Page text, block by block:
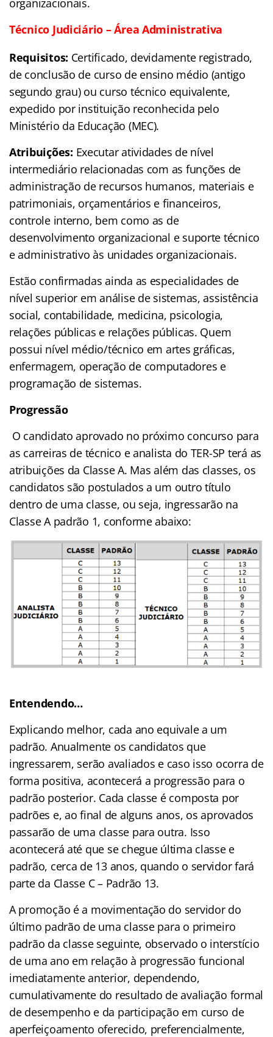
Técnico Judiciário – Área Administrativa
Requisitos: Certificado, devidamente registrado,
de conclusão de curso de ensino médio (antigo
segundo grau) ou curso técnico equivalente,
expedido por instituição reconhecida pelo
Ministério da Educação (MEC).
Atribuições: Executar atividades de nível
intermediário relacionadas com as funções de
administração de recursos humanos, materiais e
patrimoniais, orçamentários e financeiros,
controle interno, bem como as de
desenvolvimento organizacional e suporte técnico
e administrativo às unidades organizacionais.
Estão confirmadas ainda as especialidades de
nível superior em análise de sistemas, assistência
social, contabilidade, medicina, psicologia,
relações públicas e relações públicas. Quem
possui nível médio/técnico em artes gráficas,
enfermagem, operação de computadores e
programação de sistemas.
Progressão
O candidato aprovado no próximo concurso para
as carreiras de técnico e analista do TER-SP terá as
atribuições da Classe A. Mas além das classes, os
candidatos são postulados a um outro título
dentro de uma classe, ou seja, ingressarão na
Classe A padrão 1, conforme abaixo:
Entendendo…
Explicando melhor, cada ano equivale a um
padrão. Anualmente os candidatos que
ingressarem, serão avaliados e caso isso ocorra de
forma positiva, acontecerá a progressão para o
padrão posterior. Cada classe é composta por
padrões e, ao final de alguns anos, os aprovados
passarão de uma classe para outra. Isso
acontecerá até que se chegue última classe e
padrão, cerca de 13 anos, quando o servidor fará
parte da Classe C – Padrão 13.
A promoção é a movimentação do servidor do
último padrão de uma classe para o primeiro
padrão da classe seguinte, observado o interstício
de uma ano em relação à progressão funcional
imediatamente anterior, dependendo,
cumulativamente do resultado de avaliação formal
de desempenho e da participação em curso de
aperfeiçoamento oferecido, preferencialmente,